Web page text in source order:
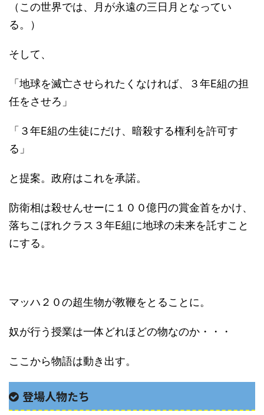
（この世界では、月が永遠の三日月となってい
る。）
そして、
「地球を滅亡させられたくなければ、３年E組の担
任をさせろ」
「３年E組の生徒にだけ、暗殺する権利を許可す
る」
と提案。政府はこれを承諾。
防衛相は殺せんせーに１００億円の賞金首をかけ、
落ちこぼれクラス３年E組に地球の未来を託すこと
にする。
マッハ２０の超生物が教鞭をとることに。
奴が行う授業は一体どれほどの物なのか・・・
ここから物語は動き出す。
登場人物たち